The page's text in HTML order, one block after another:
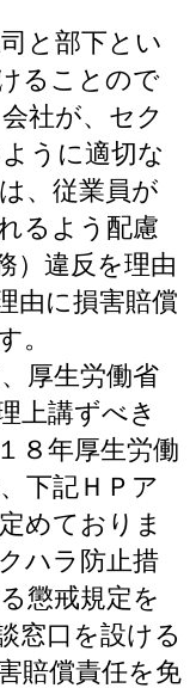
と部下とい
ることので
社が、セク
うに適切な
、従業員が
るよう配慮
）違反を理由
由に損害賠償
。
厚生労働省
上講ずべき
８年厚生労働
下記ＨＰア
めておりま
ハラ防止措
懲戒規定を
窓口を設ける
賠償責任を免